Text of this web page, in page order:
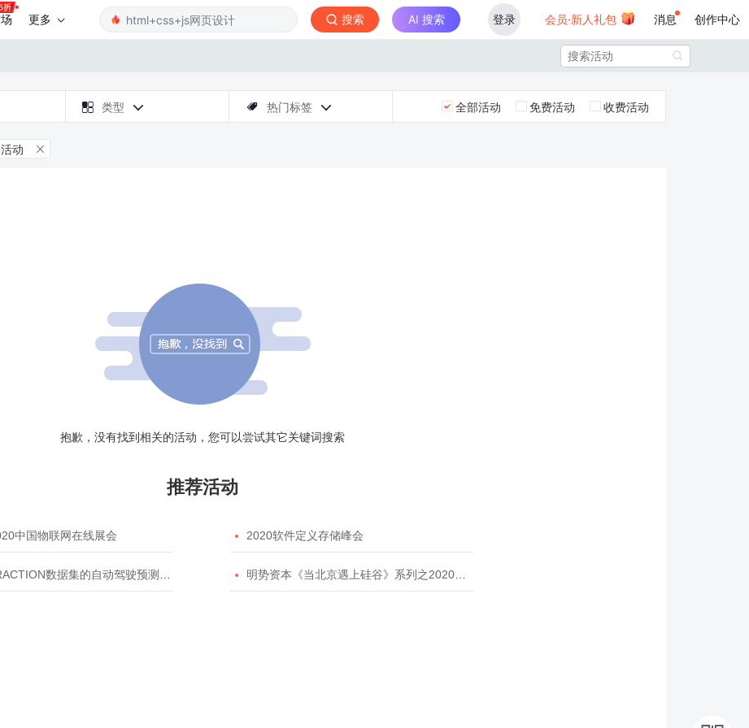
更多 搜索 AI 搜索 登录 会员·新人礼包 消息 创作中心

 类型   热门标签  全部活动 免费活动 收费活动
动 
抱歉，没有找到相关的活动，您可以尝试其它关键词搜索
推荐活动
中国物联网在线展会  2020软件定义存储峰会
数据集的自动驾驶预测模型挑战赛  明势资本《当北京遇上硅谷》系列之2020年度开源峰会